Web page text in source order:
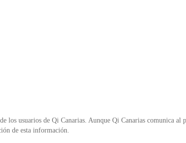
los usuarios de Qi Canarias. Aunque Qi Canarias comunica
de esta información.